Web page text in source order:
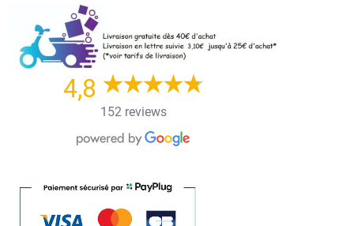
content
4,8
152 reviews